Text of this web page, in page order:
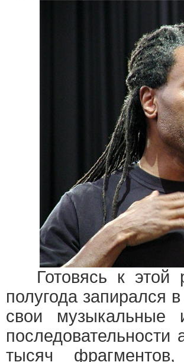
Готовясь к этой
полугода запирался
свои
последовательности
тысяч